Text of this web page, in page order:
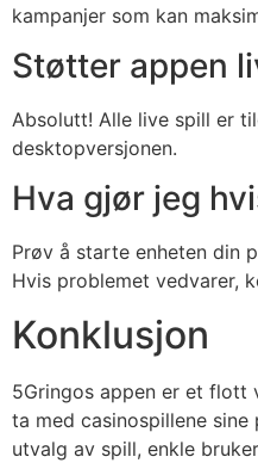
kampanjer som kan
Støtter appen
Absolutt! Alle live spill er
desktopversjonen.
Hva gjør jeg
Prøv å starte enheten din
Hvis problemet vedvarer,
Konklusjon
5Gringos appen er et flott
ta med casinospillene
utvalg av spill, enkle